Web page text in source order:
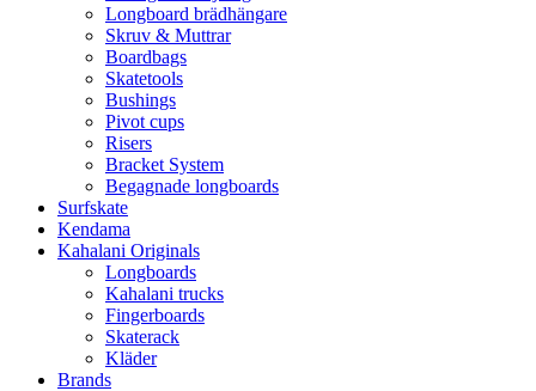
Longboard brädhängare
Skruv & Muttrar
Boardbags
Skatetools
Bushings
Pivot cups
Risers
Bracket System
Begagnade longboards
Surfskate
Kendama
Kahalani Originals
Longboards
Kahalani trucks
Fingerboards
Skaterack
Kläder
Brands